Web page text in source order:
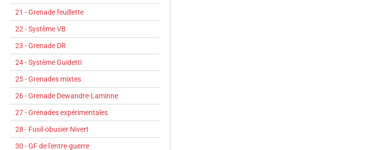
21 - Grenade feuillette
22 - Système VB
23 - Grenade DR
24 - Système Guidetti
25 - Grenades mixtes
26 - Grenade Dewandre-Laminne
27 - Grenades expérimentales
28 - Fusil-obusier Nivert
30 - GF de l'entre-guerre